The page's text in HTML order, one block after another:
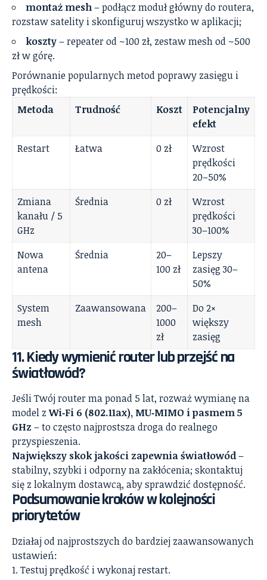
montaż mesh– podłącz moduł główny do routera,
rozstaw satelity i skonfiguruj wszystko w aplikacji;
koszty– repeater od ~100 zł, zestaw mesh od ~500
zł w górę.
Porównanie popularnych metod poprawy zasięgu i
prędkości:
Metoda
Trudność Koszt
Potencjalny
efekt
Restart
Łatwa 0 zł
Wzrost
prędkości
20–50%
Zmiana
kanału / 5
GHz
Średnia 0 zł
Wzrost
prędkości
30–100%
Nowa
antena
Średnia
20–
100 zł
Lepszy
zasięg 30–
50%
System
mesh
Zaawansowana
200–
1000
zł
Do 2×
większy
zasięg
11. Kiedy wymienić router lub przejść na
światłowód?
Jeśli Twój router ma ponad 5 lat, rozważ wymianę na
model zWi‑Fi 6 (802.11ax), MU‑MIMO i pasmem 5
GHz – to często najprostsza droga do realnego
przyspieszenia.
Największy skok jakości zapewnia światłowód–
stabilny, szybki i odporny na zakłócenia; skontaktuj
się z lokalnym dostawcą, aby sprawdzić dostępność.
Podsumowanie kroków w kolejności
priorytetów
Działaj od najprostszych do bardziej zaawansowanych
ustawień:
Testuj prędkość i wykonaj restart.